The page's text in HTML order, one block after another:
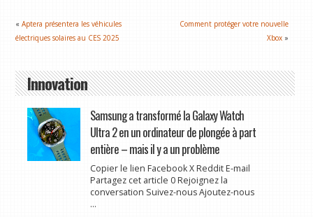
«Aptera présentera les véhicules
électriques solaires au CES 2025
Comment protéger votre nouvelle
Xbox »
Innovation
Samsung a transformé la Galaxy Watch
Ultra 2 en un ordinateur de plongée à part
entière – mais il y a un problème
Copier le lien Facebook X Reddit E-mail
Partagez cet article 0 Rejoignez la
conversation Suivez-nous Ajoutez-nous
...